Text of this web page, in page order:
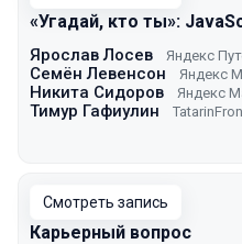
«Угадай, кто ты»:
Ярослав Лосев Яндекс
Семён Левенсон Яндекс
Никита Сидоров Яндекс
Тимур Гафиулин
Смотреть запись
Карьерный вопрос